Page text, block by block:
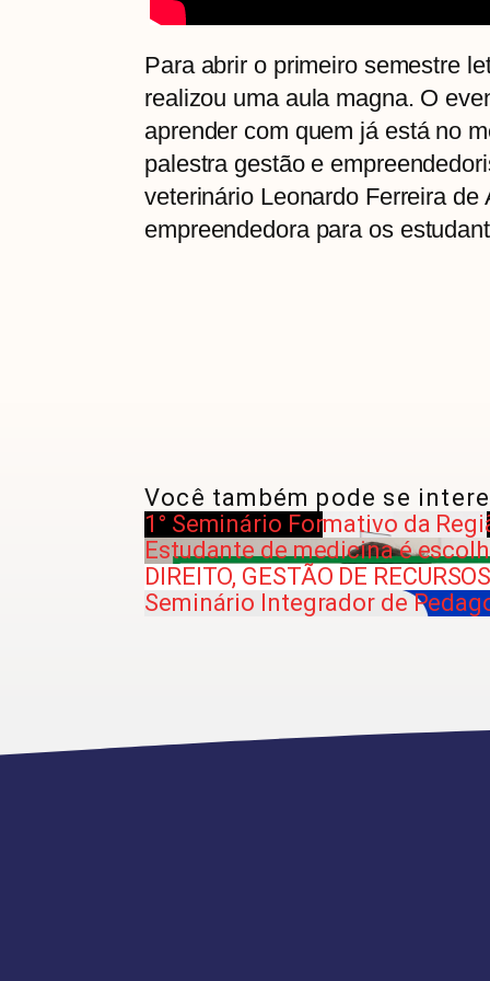
Para abrir o primeiro semestre
realizou uma aula magna. O
aprender com quem já está no
palestra gestão e
veterinário Leonardo Ferreira
empreendedora para os
Você também pode se
1° Seminário Formativo da
Estudante de medicina é
DIREITO, GESTÃO DE
Seminário Integrador de